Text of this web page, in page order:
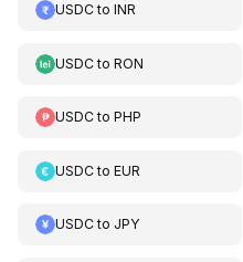
USDCto INR
USDCto RON
USDCto PHP
USDCto EUR
USDCto JPY